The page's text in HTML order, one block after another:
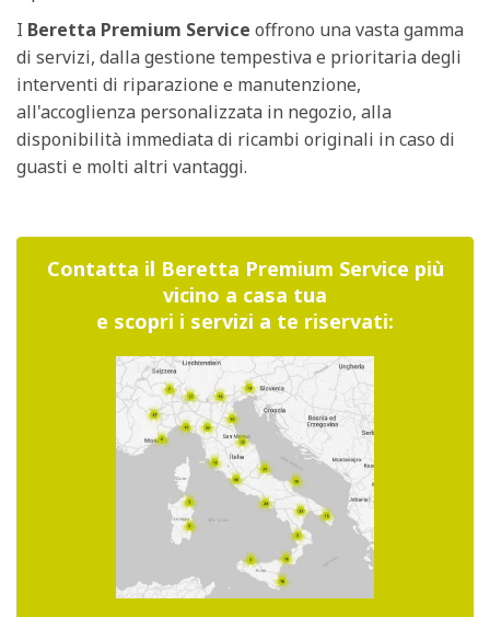
I Beretta Premium Service offrono una vasta gamma
di servizi, dalla gestione tempestiva e prioritaria degli
interventi di riparazione e manutenzione,
all'accoglienza personalizzata in negozio, alla
disponibilità immediata di ricambi originali in caso di
guasti e molti altri vantaggi.
Contatta il Beretta Premium Service più
vicino a casa tua
e scopri i servizi a te riservati: